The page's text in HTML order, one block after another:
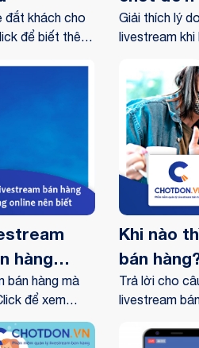
đắt khách cho
để biết thêm
Giải thích lý
livestream khi
hàng
bán hàng mà
để xem
Khi nào
bán
Trả lời cho
livestream